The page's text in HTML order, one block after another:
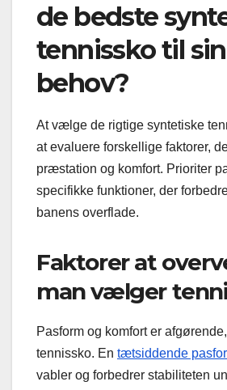
de bedste
tennissko til
behov?
At vælge de rigtige syntetiske
at evaluere forskellige faktorer,
præstation og komfort. Prioriter
specifikke funktioner, der
banens overflade.
Faktorer at
man vælger
Pasform og komfort er
tennissko. En tætsiddende
vabler og forbedrer stabiliteten